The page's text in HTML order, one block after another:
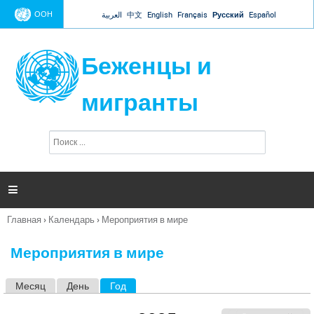
Jump to navigation
ООН العربية 中文 English Français Русский Español
Беженцы и
мигранты
п
и

Вы
Главная › Календарь › Мероприятия в мире
Мероприятия в мире
Месяц День Год